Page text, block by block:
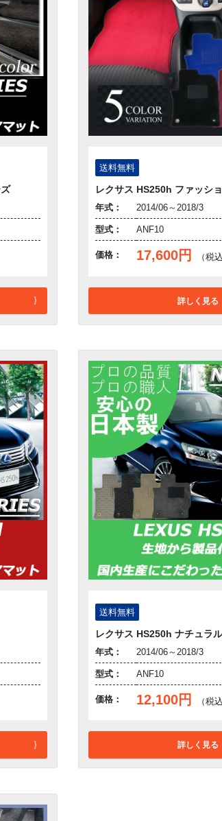
送料無料
レクサス HS250h ファッシ
年式： 2014/06～2018/3
型式： ANF10
価格： 17,600円 （税
詳しく見る
送料無料
レクサス HS250h ナチュラ
年式： 2014/06～2018/3
型式： ANF10
価格： 12,100円 （税
詳しく見る